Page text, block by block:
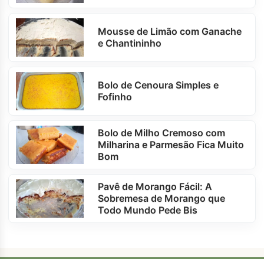
Mousse de Limão com Ganache
e Chantininho
Bolo de Cenoura Simples e
Fofinho
Bolo de Milho Cremoso com
Milharina e Parmesão Fica Muito
Bom
Pavê de Morango Fácil: A
Sobremesa de Morango que
Todo Mundo Pede Bis